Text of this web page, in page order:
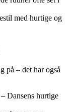
med hurtige og
på – det har også
– Dansens hurtige